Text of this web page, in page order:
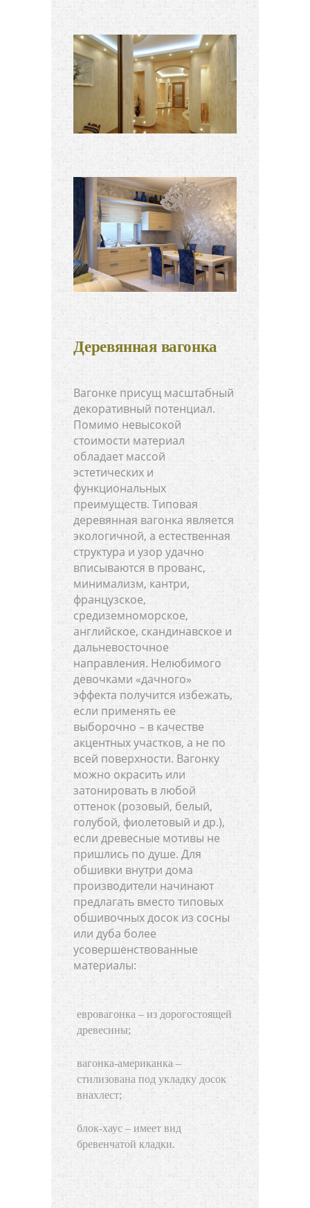
Деревянная вагонка
Вагонке присущ масштабный
декоративный потенциал.
Помимо невысокой
стоимости материал
обладает массой
эстетических и
функциональных
преимуществ. Типовая
деревянная вагонка является
экологичной, а естественная
структура и узор удачно
вписываются в прованс,
минимализм, кантри,
французское,
средиземноморское,
английское, скандинавское и
дальневосточное
направления. Нелюбимого
девочками «дачного»
эффекта получится избежать,
если применять ее
выборочно – в качестве
акцентных участков, а не по
всей поверхности. Вагонку
можно окрасить или
затонировать в любой
оттенок (розовый, белый,
голубой, фиолетовый и др.),
если древесные мотивы не
пришлись по душе. Для
обшивки внутри дома
производители начинают
предлагать вместо типовых
обшивочных досок из сосны
или дуба более
усовершенствованные
материалы:
евровагонка – из дорогостоящей
древесины;
вагонка-американка –
стилизована под укладку досок
внахлест;
блок-хаус – имеет вид
бревенчатой кладки.